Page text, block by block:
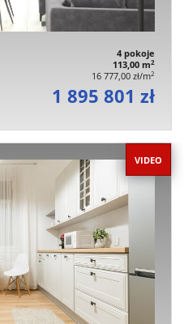
4 pokoje
113,00 m2
16 777,00 zł/m2
1 895 801 zł
VIDEO